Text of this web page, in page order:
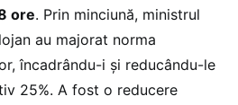
ore. Prin minciună, ministrul
au majorat norma
încadrându-i și reducându-le
25%. A fost o reducere